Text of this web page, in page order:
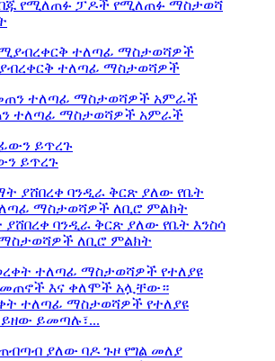
የሚለጠፉ ፓዶች የሚለጠፉ ማስታወሻ
ተለጣፊ ማስታወሻዎች
ተለጣፊ ማስታወሻዎች አምራች
ይጥረጉ
ባንዲራ ቅርጽ ያለው የቤት እንስሳ
ለቢሮ ምልክት
ተለጣፊ ማስታወሻዎች የተለያዩ
ይዘው ይመጣሉ፣...